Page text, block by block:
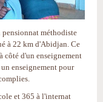
méthodiste
à 22 km d'Abidjan. Ce
côté d'un enseignement
enseignement pour
et 365 à l'internat